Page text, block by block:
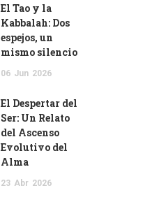
El Tao y la
Kabbalah: Dos
espejos, un
mismo silencio
06 Jun 2026
El Despertar del
Ser: Un Relato
del Ascenso
Evolutivo del
Alma
23 Abr 2026